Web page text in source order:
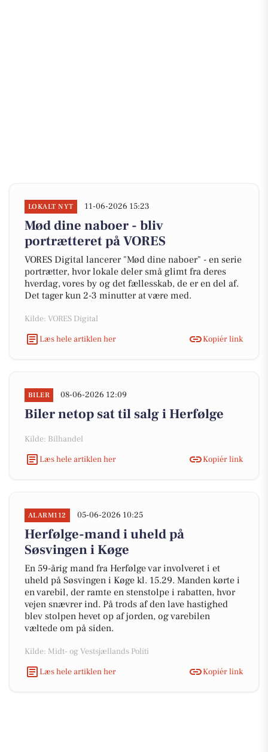
LOKALT NYT 11-06-2026 15:23
Mød dine naboer - bliv
portrætteret på VORES
VORES Digital lancerer "Mød dine naboer" - en serie
portrætter, hvor lokale deler små glimt fra deres
hverdag, vores by og det fællesskab, de er en del af.
Det tager kun 2-3 minutter at være med.
Kilde: VORES Digital
Læs hele artiklen her
Kopiér link
BILER 08-06-2026 12:09
Biler netop sat til salg i Herfølge
Kilde: Bilhandel
Læs hele artiklen her
Kopiér link
ALARM112 05-06-2026 10:25
Herfølge-mand i uheld på
Søsvingen i Køge
En 59-årig mand fra Herfølge var involveret i et
uheld på Søsvingen i Køge kl. 15.29. Manden kørte i
en varebil, der ramte en stenstolpe i rabatten, hvor
vejen snævrer ind. På trods af den lave hastighed
blev stolpen hevet op af jorden, og varebilen
væltede om på siden.
Kilde: Midt- og Vestsjællands Politi
Læs hele artiklen her
Kopiér link